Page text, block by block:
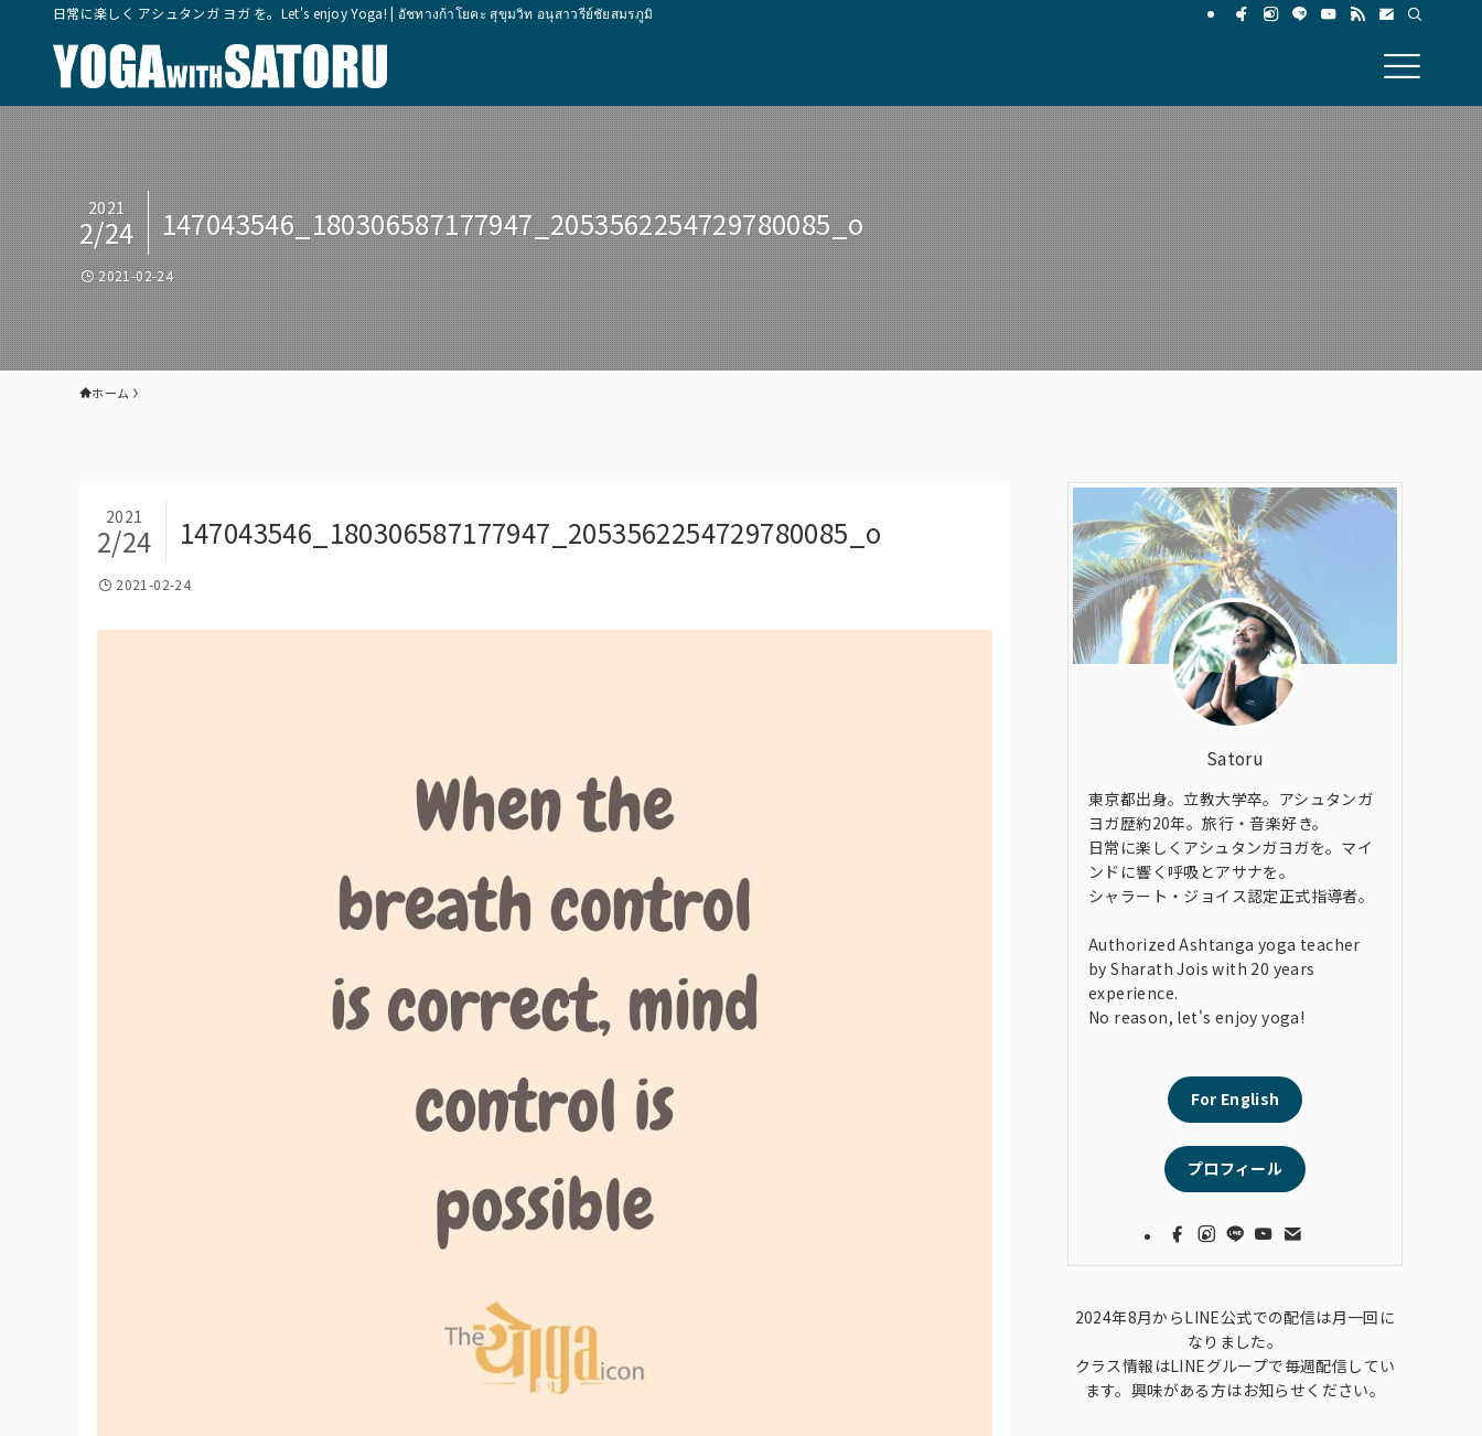
日常に楽しく アシュタンガ ヨガ を。Let's enjoy Yoga! | อัชทางก้าโยคะ สุขุมวิท อนุสาวรีย์ชัยสมรภูมิ
147043546_180306587177947_2053562254729780085_o
2021
2/24
2021-02-24
ホーム
147043546_180306587177947_2053562254729780085_o
2021
2/24
2021-02-24
Satoru
東京都出身。立教大学卒。アシュタンガ
ヨガ歴約20年。旅行・音楽好き。
日常に楽しくアシュタンガヨガを。マイ
ンドに響く呼吸とアサナを。
シャラート・ジョイス認定正式指導者。
Authorized Ashtanga yoga teacher
by Sharath Jois with 20 years
experience.
No reason, let's enjoy yoga!
For English
プロフィール
2024年8月からLINE公式での配信は月一回に
なりました。
クラス情報はLINEグループで毎週配信してい
ます。興味がある方はお知らせください。